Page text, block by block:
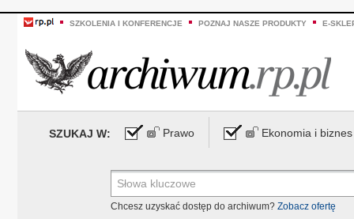
SZKOLENIA I KONFERENCJE POZNAJ NASZE PRODUKTY E-
SZUKAJ W: Prawo Ekonomia i biznes
Chcesz uzyskać dostęp do archiwum? Zobacz ofertę